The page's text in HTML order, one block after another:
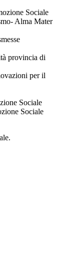
Sociale
Alma Mater
provincia di
per il
Sociale
Sociale